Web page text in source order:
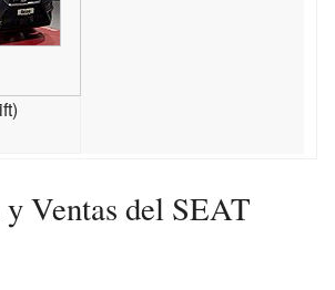
Ventas del SEAT